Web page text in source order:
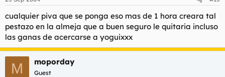
cualquier piva que se ponga eso mas de 1 hora creara tal
pestazo en la almeja que a buen seguro le quitaria incluso
las ganas de acercarse a yoguixxx
M moporday
Guest